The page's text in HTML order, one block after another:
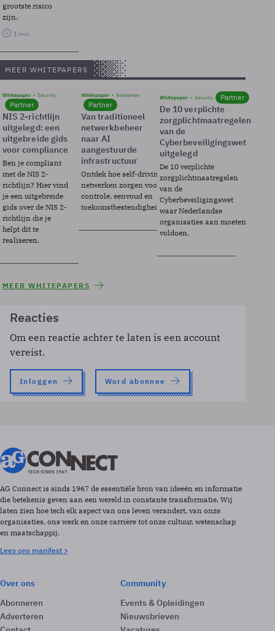
grootste risico
zijn.
1 min
MEER WHITEPAPERS
Whitepaper Security
Partner
NIS 2-richtlijn
uitgelegd: een
uitgebreide gids
voor compliance
Ben je compliant
met de NIS 2-
richtlijn? Hier vind
je een uitgebreide
gids over de NIS 2-
richtlijn die je
helpt dit te
realiseren.
Whitepaper Netwerken
Partner
Van traditioneel
netwerkbeheer
naar AI
aangestuurde
infrastructuur
Ontdek hoe self-driving
netwerken zorgen voor
controle, eenvoud en
toekomstbestendigheid.
Whitepaper Security Partner
De 10 verplichte
zorgplichtmaatregelen
van de
Cyberbeveiligingswet
uitgelegd
De 10 verplichte
zorgplichtmaatregelen
van de
Cyberbeveiligingswet
waar Nederlandse
organisaties aan moeten
voldoen.
MEER WHITEPAPERS
Reacties
Om een reactie achter te laten is een account
vereist.
Inloggen Word abonnee
AG Connect is sinds 1967 de essentiële bron van ideeën en informatie
die betekenis geven aan een wereld in constante transformatie. Wij
laten zien hoe tech elk aspect van ons leven verandert, van onze
organisaties, ons werk en onze carrière tot onze cultuur, wetenschap
en maatschappij.
Lees ons manifest >
Over ons
Abonneren
Adverteren
Community
Events & Opleidingen
Nieuwsbrieven